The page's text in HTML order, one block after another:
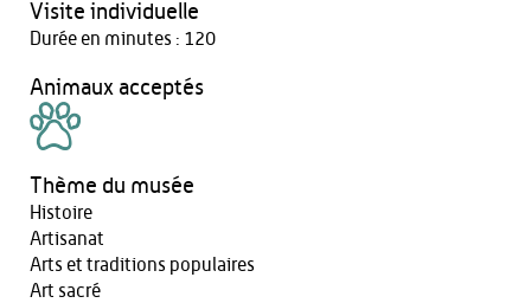
Visite individuelle
Durée en minutes : 120
Animaux acceptés
Thème du musée
Histoire
Artisanat
Arts et traditions populaires
Art sacré